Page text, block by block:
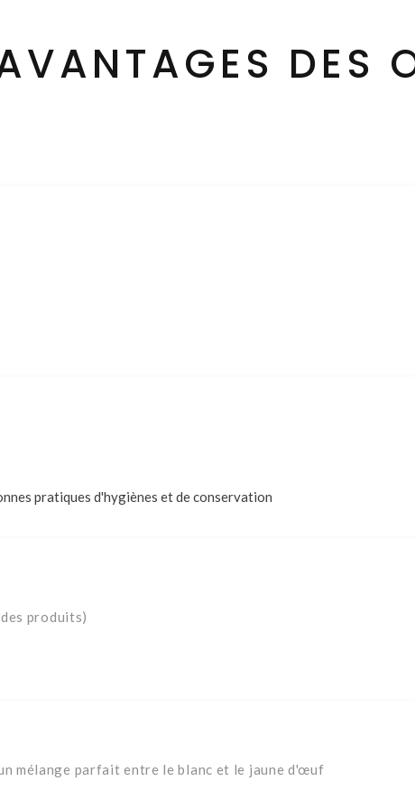
DES
pratiques d'hygiènes et de conservation
produits)
mélange parfait entre le blanc et le jaune d'œuf